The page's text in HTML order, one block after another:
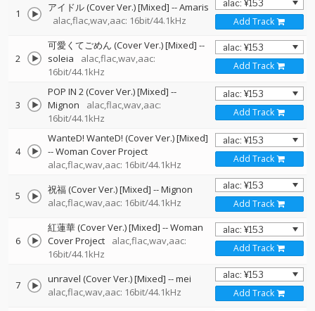
1 アイドル (Cover Ver.) [Mixed] --Amaris
alac,flac,wav,aac: 16bit/44.1kHz
Add Track
2
可愛くてごめん (Cover Ver.) [Mixed] --
soleia
alac,flac,wav,aac:
16bit/44.1kHz
Add Track
3
POP IN 2 (Cover Ver.) [Mixed] --
Mignon
alac,flac,wav,aac:
16bit/44.1kHz
Add Track
4
WanteD! WanteD! (Cover Ver.) [Mixed]
--Woman Cover Project
alac,flac,wav,aac: 16bit/44.1kHz
Add Track
5 祝福 (Cover Ver.) [Mixed] --Mignon
alac,flac,wav,aac: 16bit/44.1kHz
Add Track
6
紅蓮華 (Cover Ver.) [Mixed] --Woman
Cover Project
alac,flac,wav,aac:
16bit/44.1kHz
Add Track
7 unravel (Cover Ver.) [Mixed] --mei
alac,flac,wav,aac: 16bit/44.1kHz
Add Track